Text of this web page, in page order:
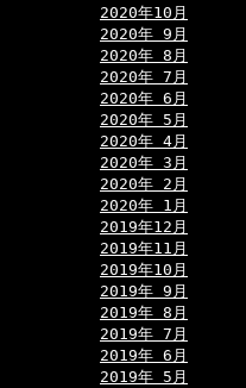
2020年10月
2020年 9月
2020年 8月
2020年 7月
2020年 6月
2020年 5月
2020年 4月
2020年 3月
2020年 2月
2020年 1月
2019年12月
2019年11月
2019年10月
2019年 9月
2019年 8月
2019年 7月
2019年 6月
2019年 5月